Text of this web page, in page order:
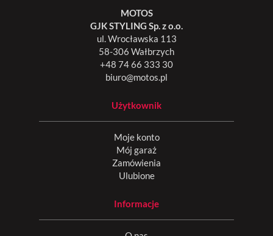
MOTOS
GJK STYLING Sp. z o.o.
ul. Wrocławska 113
58-306 Wałbrzych
+48 74 66 333 30
biuro@motos.pl
Użytkownik
Moje konto
Mój garaż
Zamówienia
Ulubione
Informacje